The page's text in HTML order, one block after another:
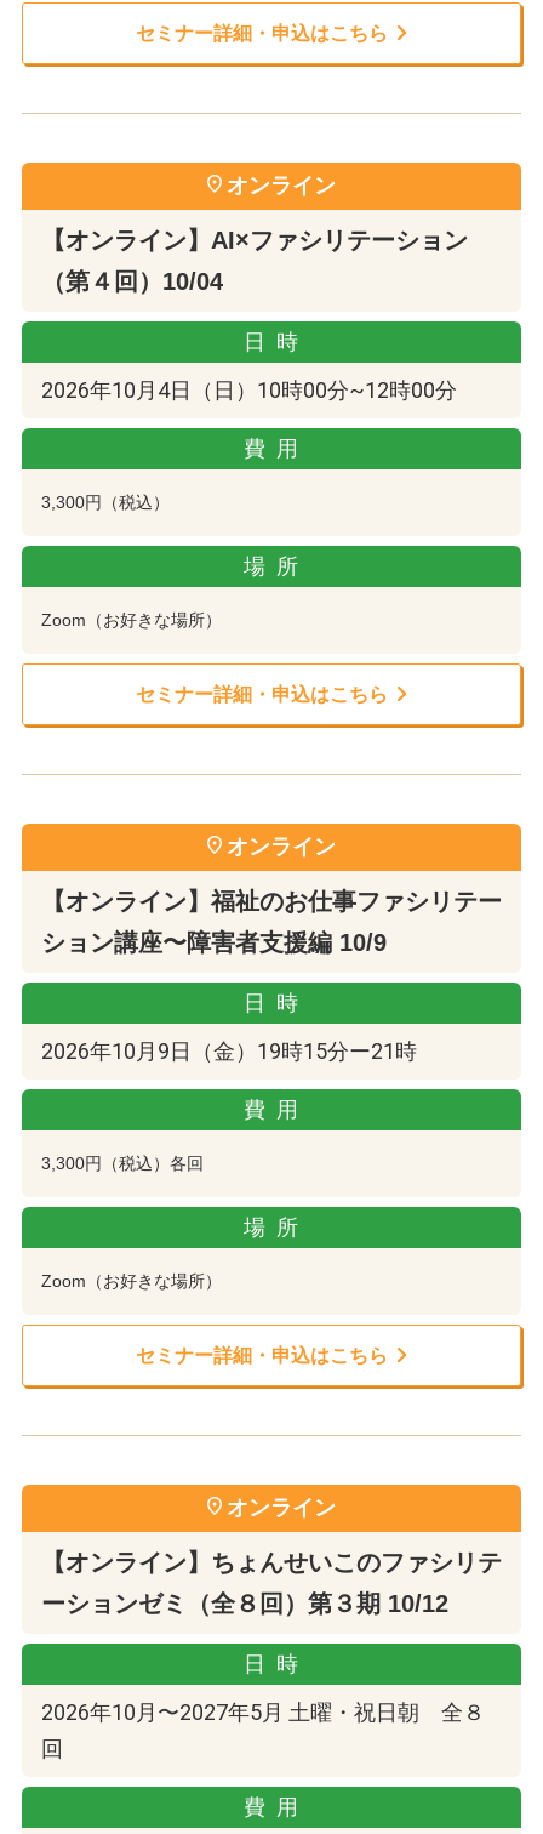
セミナー詳細・申込はこちら
オンライン
【オンライン】AI×ファシリテーション
（第４回）10/04
日時
2026年10月4日（日）10時00分~12時00分
費用
3,300円（税込）
場所
Zoom（お好きな場所）
セミナー詳細・申込はこちら
オンライン
【オンライン】福祉のお仕事ファシリテー
ション講座〜障害者支援編 10/9
日時
2026年10月9日（金）19時15分ー21時
費用
3,300円（税込）各回
場所
Zoom（お好きな場所）
セミナー詳細・申込はこちら
オンライン
【オンライン】ちょんせいこのファシリテ
ーションゼミ（全８回）第３期 10/12
日時
2026年10月〜2027年5月 土曜・祝日朝 全８
回
費用